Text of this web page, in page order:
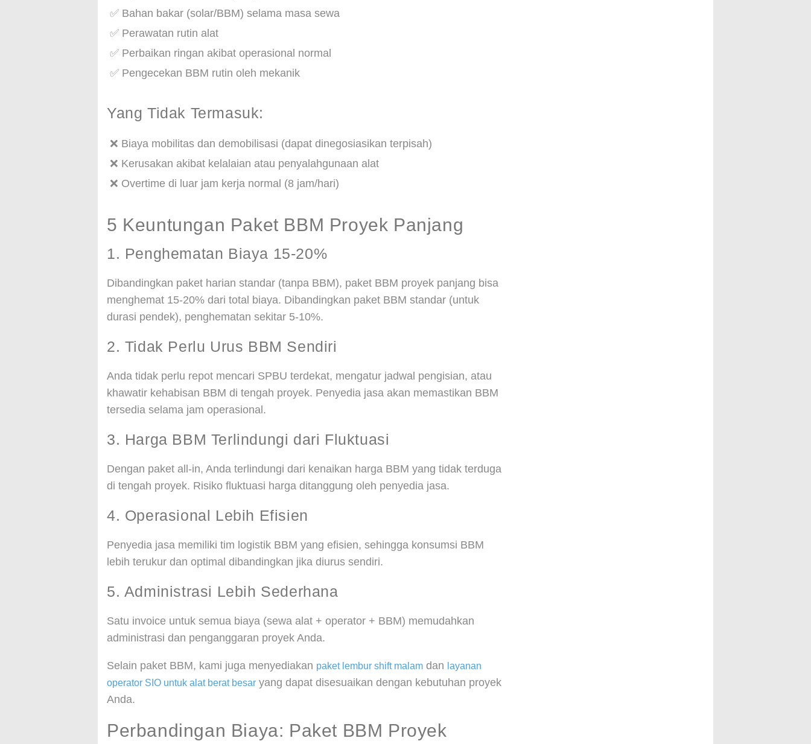
✅ Bahan bakar (solar/BBM) selama masa sewa
✅ Perawatan rutin alat
✅ Perbaikan ringan akibat operasional normal
✅ Pengecekan BBM rutin oleh mekanik
Yang Tidak Termasuk:
❌ Biaya mobilitas dan demobilisasi (dapat dinegosiasikan terpisah)
❌ Kerusakan akibat kelalaian atau penyalahgunaan alat
❌ Overtime di luar jam kerja normal (8 jam/hari)
5 Keuntungan Paket BBM Proyek Panjang
1. Penghematan Biaya 15-20%
Dibandingkan paket harian standar (tanpa BBM), paket BBM proyek panjang bisa
menghemat 15-20% dari total biaya. Dibandingkan paket BBM standar (untuk
durasi pendek), penghematan sekitar 5-10%.
2. Tidak Perlu Urus BBM Sendiri
Anda tidak perlu repot mencari SPBU terdekat, mengatur jadwal pengisian, atau
khawatir kehabisan BBM di tengah proyek. Penyedia jasa akan memastikan BBM
tersedia selama jam operasional.
3. Harga BBM Terlindungi dari Fluktuasi
Dengan paket all-in, Anda terlindungi dari kenaikan harga BBM yang tidak terduga
di tengah proyek. Risiko fluktuasi harga ditanggung oleh penyedia jasa.
4. Operasional Lebih Efisien
Penyedia jasa memiliki tim logistik BBM yang efisien, sehingga konsumsi BBM
lebih terukur dan optimal dibandingkan jika diurus sendiri.
5. Administrasi Lebih Sederhana
Satu invoice untuk semua biaya (sewa alat + operator + BBM) memudahkan
administrasi dan penganggaran proyek Anda.
Selain paket BBM, kami juga menyediakan paket lembur shift malam dan layanan
operator SIO untuk alat berat besar yang dapat disesuaikan dengan kebutuhan proyek
Anda.
Perbandingan Biaya: Paket BBM Proyek